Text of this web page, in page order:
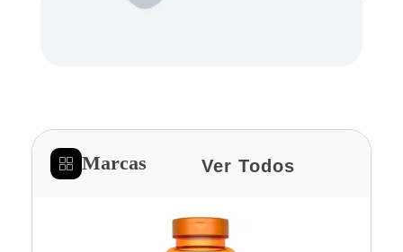
Marcas Ver Todos